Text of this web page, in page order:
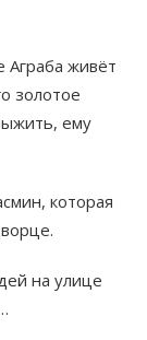
Аграба живёт
золотое
ему
которая
на улице